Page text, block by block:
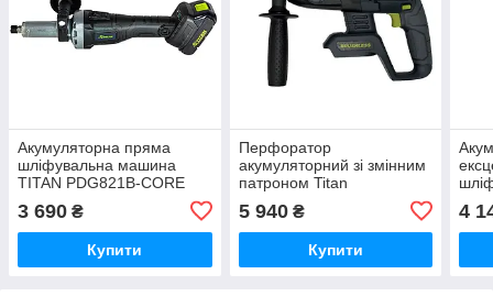
Акумуляторна пряма
шліфувальна машина
TITAN PDG821B-CORE
SET1 Brushless (зарядне
та 2 бат 2Аг)
3 690 ₴
Купити
Перфоратор
акумуляторний зі змінним
патроном Titan
PRH2621FRB-CORE SET2
Brushless
5 940₴
Купити
4